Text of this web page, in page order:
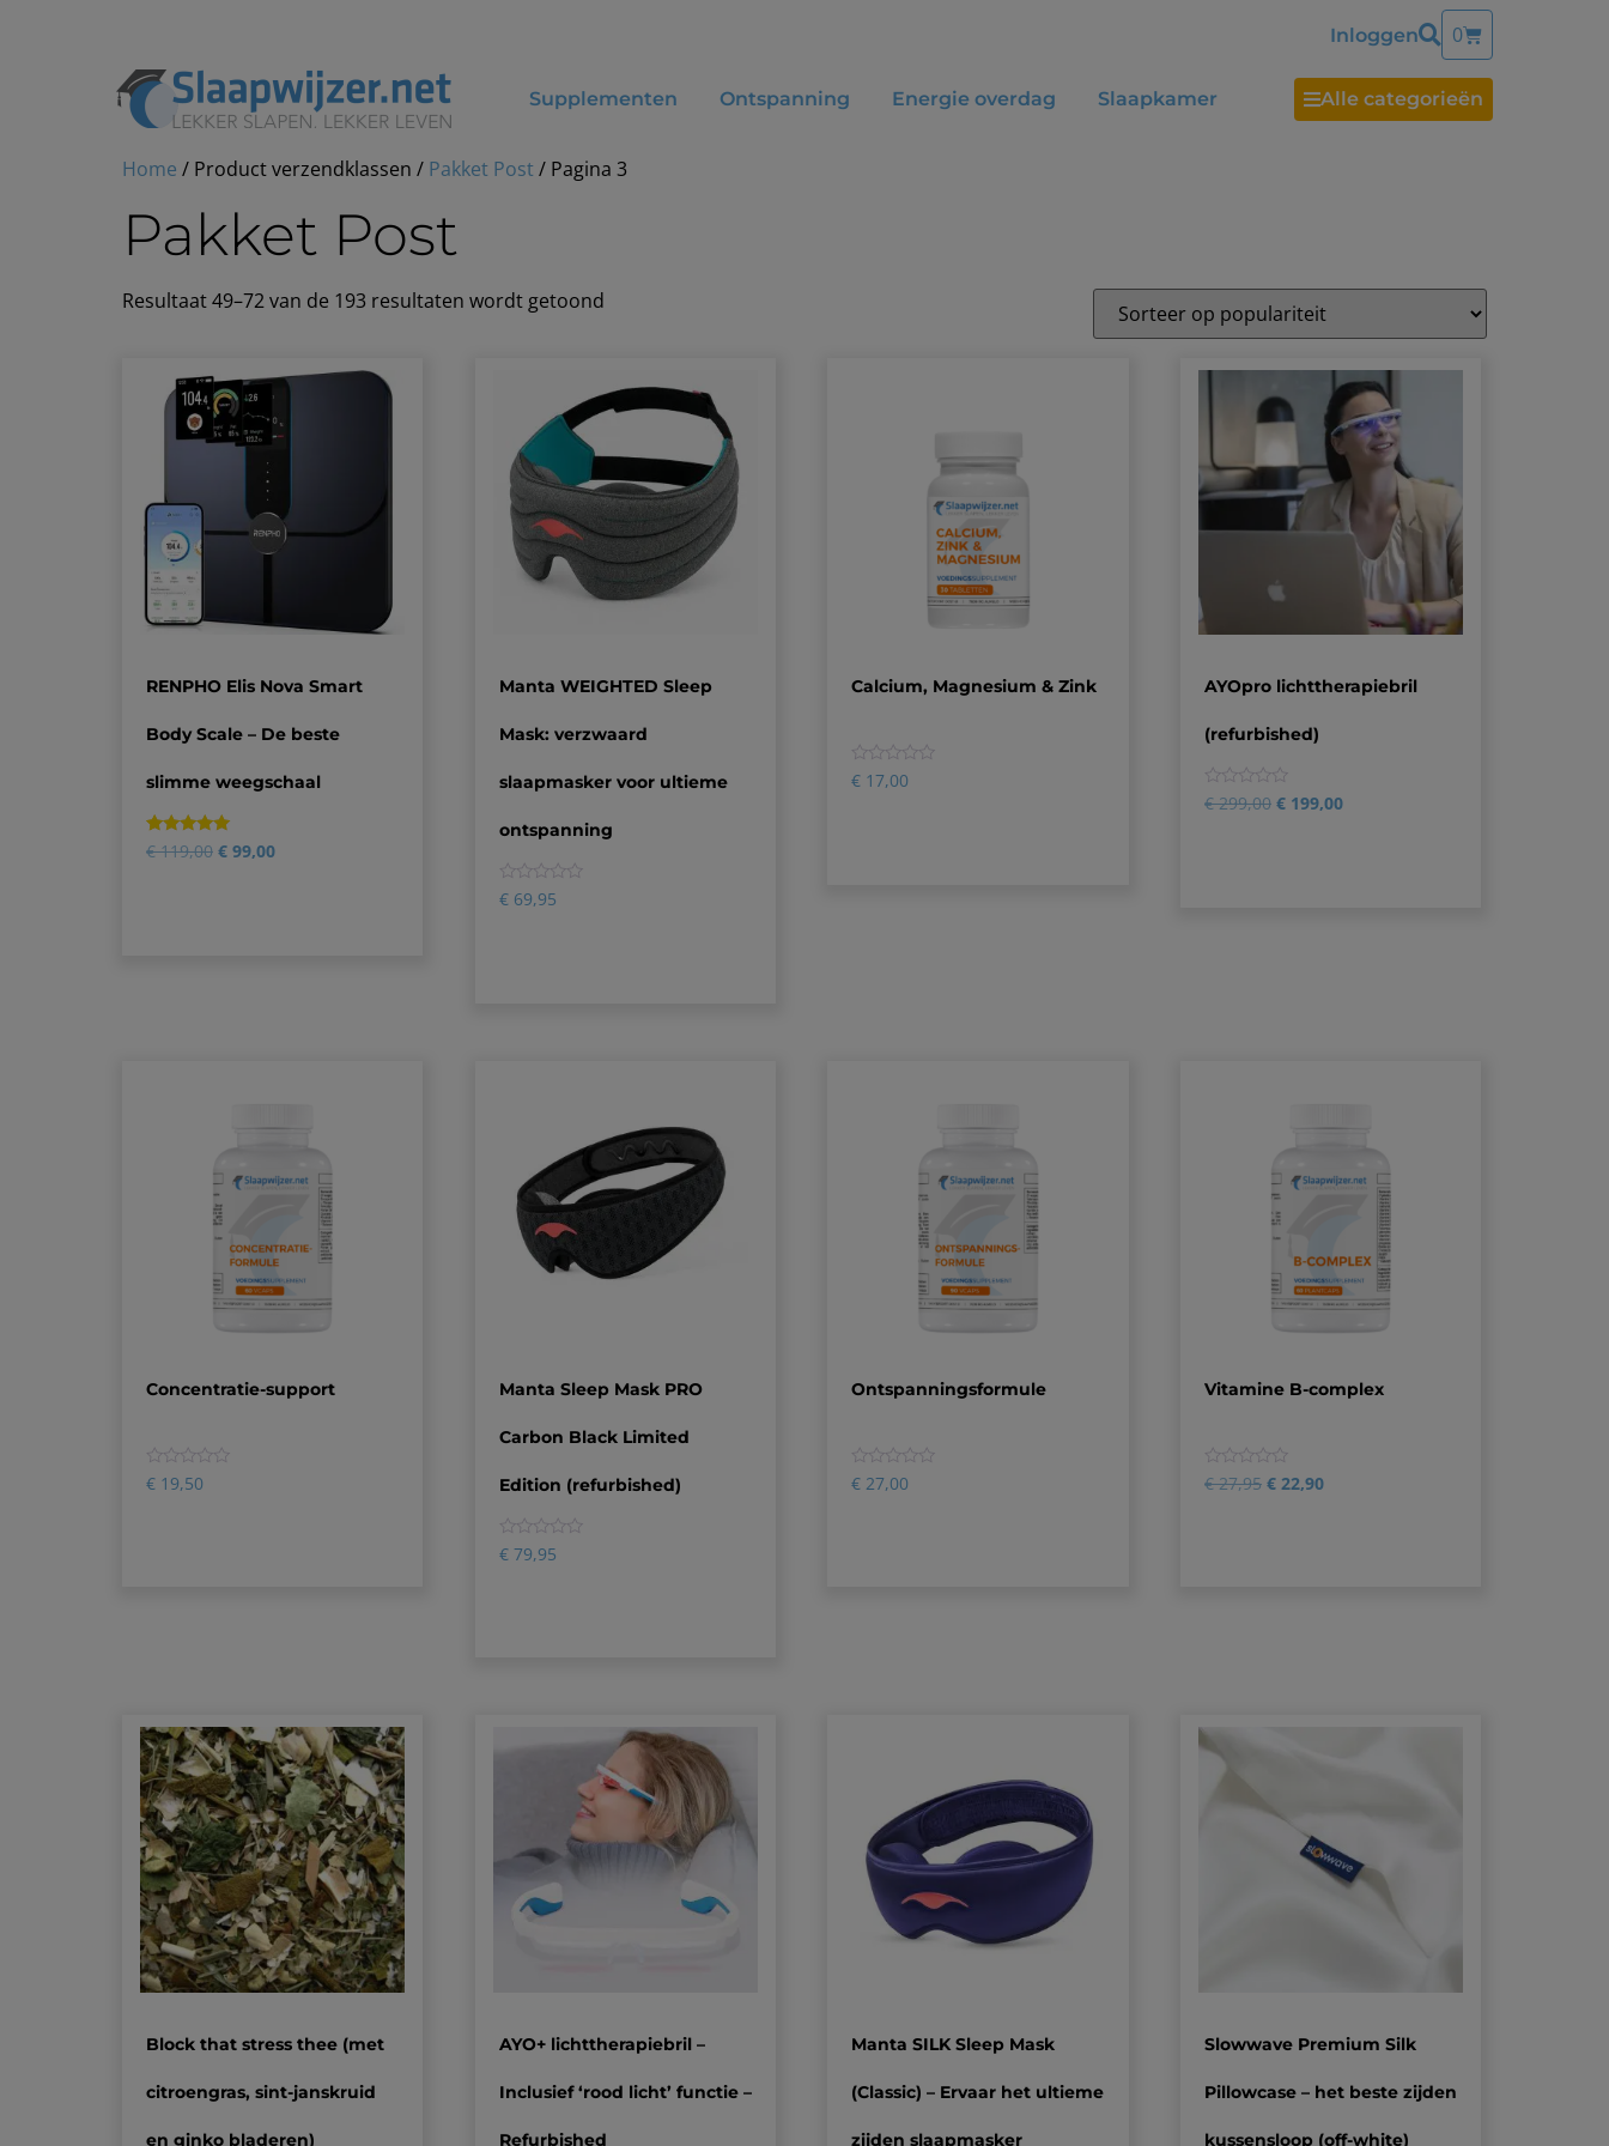
Inloggen 0
Supplementen Ontspanning Energie overdag Slaapkamer Alle categorieën
Home / Product verzendklassen / Pakket Post / Pagina 3
Pakket Post
Resultaat 49–72 van de 193 resultaten wordt getoond
RENPHO Elis Nova Smart
Body Scale – De beste
slimme weegschaal
Gewaardeerd
4.86
7
€119,00 € 99,00
Manta WEIGHTED Sleep
Mask: verzwaard
slaapmasker voor ultieme
ontspanning
0
€69,95
Calcium, Magnesium & Zink
0
€ 17,00
AYOpro lichttherapiebril
(refurbished)
0
€299,00 € 199,00
Concentratie-support
0
€ 19,50
Manta Sleep Mask PRO
Carbon Black Limited
Edition (refurbished)
0
€79,95
Ontspanningsformule
0
€ 27,00
Vitamine B-complex
0
€27,95 € 22,90
Block that stress thee (met
citroengras, sint-janskruid
en ginko bladeren)
AYO+ lichttherapiebril –
Inclusief ‘rood licht’ functie –
Refurbished
Manta SILK Sleep Mask
(Classic) – Ervaar het ultieme
zijden slaapmasker
Slowwave Premium Silk
Pillowcase – het beste zijden
kussensloop (off-white)